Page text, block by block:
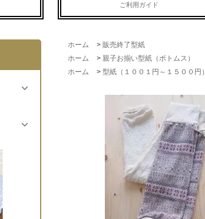
ご利用ガイド
ホーム > 販売終了型紙
ホーム
> 親子お揃い型紙（ボトムス）
ホーム
> 型紙（１００１円～１５００円）